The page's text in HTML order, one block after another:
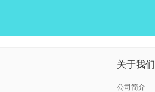
关于我们
公司简介